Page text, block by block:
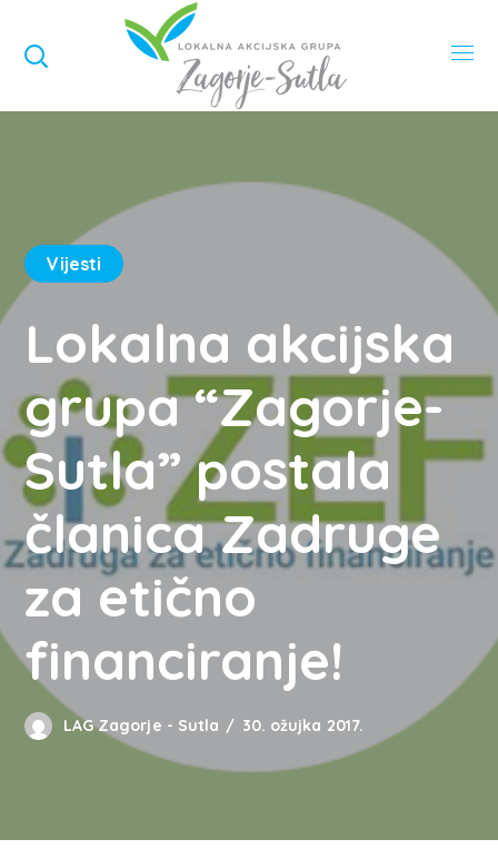
Vijesti
Lokalna akcijska
grupa “Zagorje-
Sutla” postala
članica Zadruge
za etično
financiranje!
LAG Zagorje - Sutla 30. ožujka 2017.